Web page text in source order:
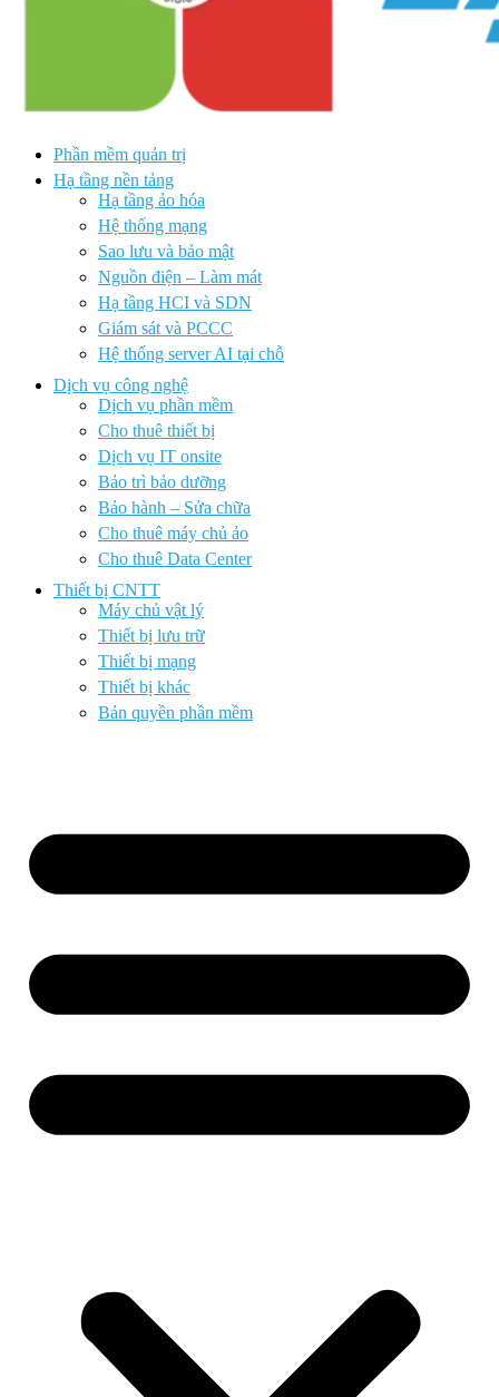
Phần mềm quản trị
Hạ tầng nền tảng
Hạ tầng ảo hóa
Hệ thống mạng
Sao lưu và bảo mật
Nguồn điện – Làm mát
Hạ tầng HCI và SDN
Giám sát và PCCC
Hệ thống server AI tại chỗ
Dịch vụ công nghệ
Dịch vụ phần mềm
Cho thuê thiết bị
Dịch vụ IT onsite
Bảo trì bảo dưỡng
Bảo hành – Sửa chữa
Cho thuê máy chủ ảo
Cho thuê Data Center
Thiết bị CNTT
Máy chủ vật lý
Thiết bị lưu trữ
Thiết bị mạng
Thiết bị khác
Bản quyền phần mềm